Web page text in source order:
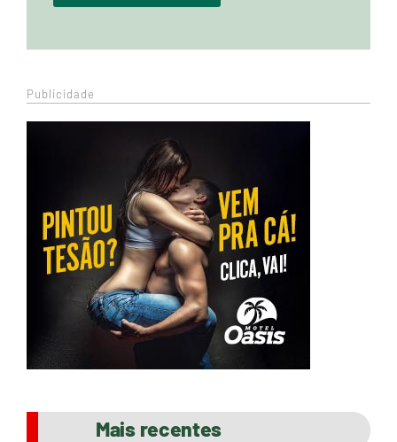
Publicidade
Mais recentes